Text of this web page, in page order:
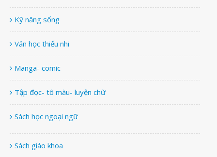
Kỹ năng sống
Văn học thiếu nhi
Manga- comic
Tập đọc- tô màu- luyện chữ
Sách học ngoại ngữ
Sách giáo khoa